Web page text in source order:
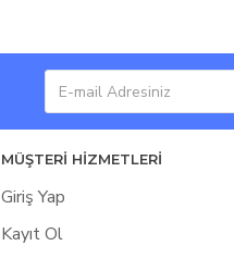
MÜŞTERİ HİZMETLERİ
Giriş Yap
Kayıt Ol